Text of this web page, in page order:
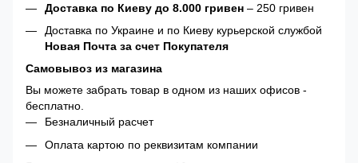
Доставка по Киеву до 8.000 гривен – 250 гривен
Доставка по Украине и по Киеву курьерской службой
Новая Почта за счет Покупателя
Самовывоз из магазина
Вы можете забрать товар в одном из наших офисов -
бесплатно.
Безналичный расчет
Оплата картою по реквизитам компании